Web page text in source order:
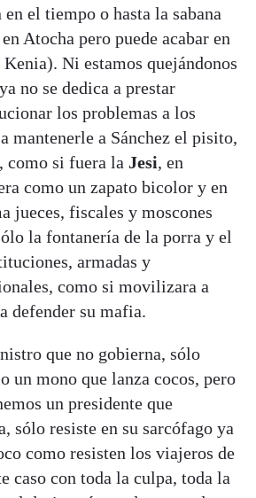
en el tiempo o hasta la sabana
Atocha pero puede acabar en
Ni estamos quejándonos
no se dedica a prestar
los problemas a los
mantenerle a Sánchez el pisito,
como si fuera la Jesi, en
como un zapato bicolor y en
jueces, fiscales y moscones
la fontanería de la porra y el
armadas y
como si movilizara a
defender su mafia.
que no gobierna, sólo
un mono que lanza cocos, pero
un presidente que
sólo resiste en su sarcófago ya
como resisten los viajeros de
caso con toda la culpa, toda la